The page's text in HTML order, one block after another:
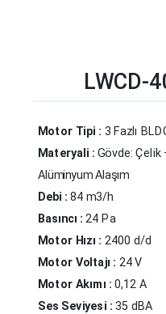
LWCD-
Motor Tipi : 3 Fazlı
Materyali :Gövde: Çelik
Alüminyum Alaşım
Debi :84 m3/h
Basıncı : 24 Pa
Motor Hızı : 2400 d/d
Motor Voltajı : 24 V
Motor Akımı :0,12 A
Ses Seviyesi :35 dBA